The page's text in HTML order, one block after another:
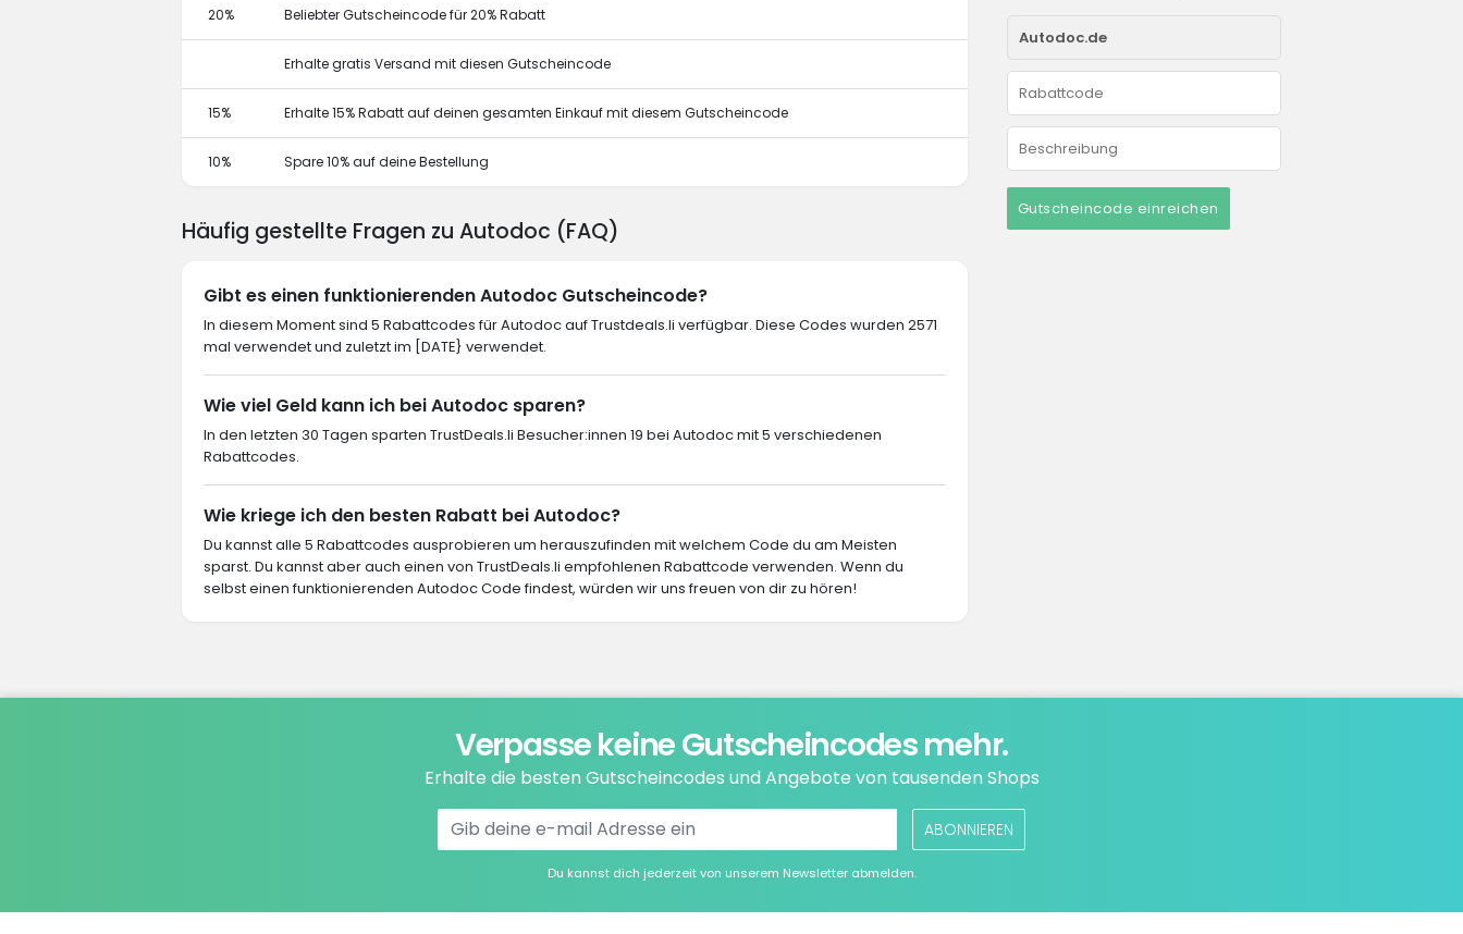
Gutscheincode einreichen
20% Beliebter Gutscheincode für 20% Rabatt
Erhalte gratis Versand mit diesen Gutscheincode
15% Erhalte 15% Rabatt auf deinen gesamten Einkauf mit diesem Gutscheincode
10% Spare 10% auf deine Bestellung
Häufig gestellte Fragen zu Autodoc (FAQ)
Gibt es einen funktionierenden Autodoc Gutscheincode?
In diesem Moment sind 5 Rabattcodes für Autodoc auf Trustdeals.li verfügbar. Diese Codes wurden 2571
mal verwendet und zuletzt im [DATE} verwendet.
Wie viel Geld kann ich bei Autodoc sparen?
In den letzten 30 Tagen sparten TrustDeals.li Besucher:innen 19 bei Autodoc mit 5 verschiedenen
Rabattcodes.
Wie kriege ich den besten Rabatt bei Autodoc?
Du kannst alle 5 Rabattcodes ausprobieren um herauszufinden mit welchem Code du am Meisten
sparst. Du kannst aber auch einen von TrustDeals.li empfohlenen Rabattcode verwenden. Wenn du
selbst einen funktionierenden Autodoc Code findest, würden wir uns freuen von dir zu hören!
Verpasse keine Gutscheincodes mehr.
Erhalte die besten Gutscheincodes und Angebote von tausenden Shops
ABONNIEREN
Du kannst dich jederzeit von unserem Newsletter abmelden.